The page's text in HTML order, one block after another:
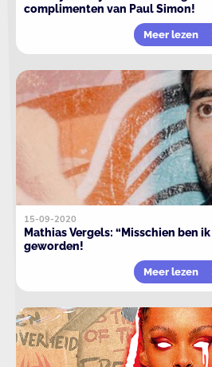
complimenten van Paul Simon!
Meer lezen
15-09-2020
Mathias Vergels: “Misschien ben ik
geworden!
Meer lezen